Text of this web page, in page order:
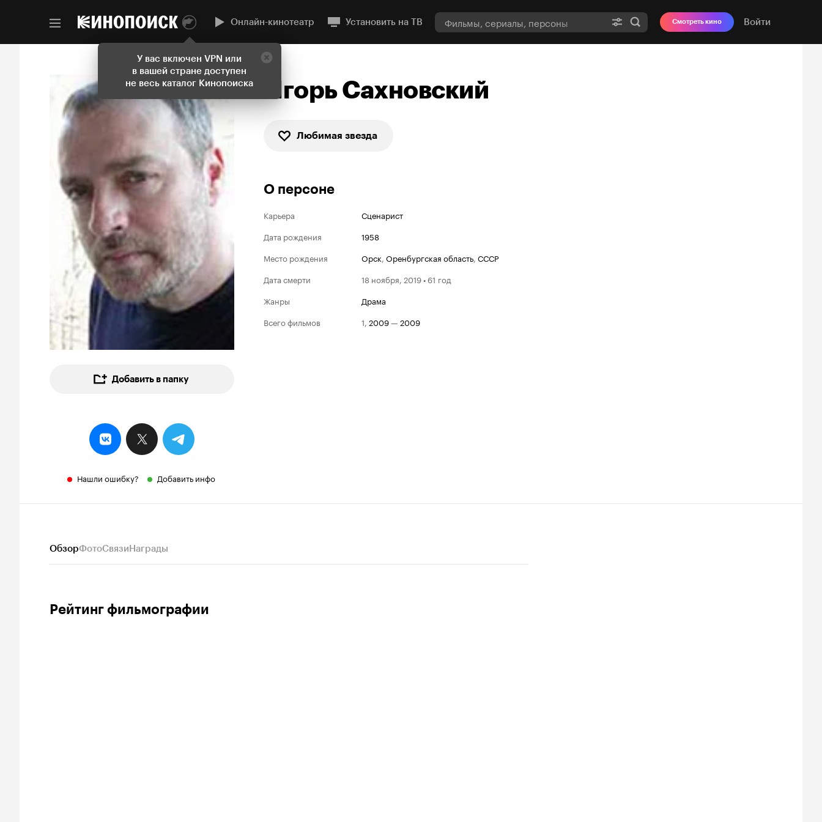
У вас включен VPN или
в вашей стране доступен
не весь каталог Кинопоиска
Онлайн-кинотеатр Установить на ТВ Смотреть кино Войти
Добавить в папку
Нашли ошибку? Добавить инфо
Игорь Сахновский
Любимая звезда
О персоне
Карьера
Сценарист
Дата рождения
1958
Место рождения
Орск, Оренбургская область, СССР
Дата смерти
18 ноября, 2019 • 61 год
Жанры
драма
Всего фильмов
1, 2009— 2009
ОбзорФотоСвязиНаграды
Рейтинг фильмографии